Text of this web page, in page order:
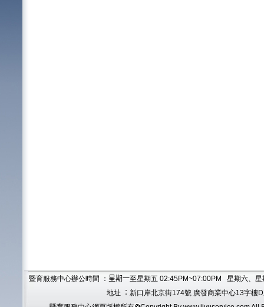
暨育服務中心辦公時間 ： 星期一至星期五 02:45PM~07:00PM 星期六、星
地址 ： 新口岸北京街174號 廣發商業中心13字樓